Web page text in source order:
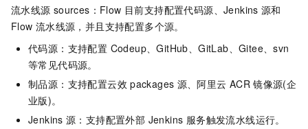
流水线源 sources：Flow 目前支持配置代码源、Jenkins 源和
Flow 流水线源，并且支持配置多个源。
代码源：支持配置 Codeup、GitHub、GitLab、Gitee、svn
等常见代码源。
制品源：支持配置云效 packages 源、阿里云 ACR 镜像源(企
业版)。
Jenkins 源：支持配置外部 Jenkins 服务触发流水线运行。